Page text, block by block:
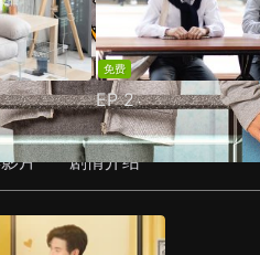
免费
EP2
片 剧情介绍